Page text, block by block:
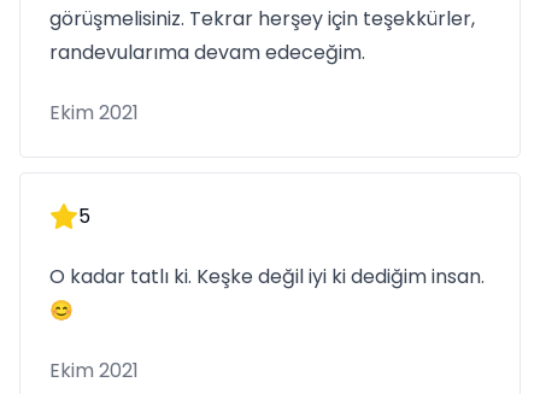
görüşmelisiniz. Tekrar herşey için teşekkürler,
randevularıma devam edeceğim.
Ekim 2021
5
O kadar tatlı ki. Keşke değil iyi ki dediğim insan.
😊
Ekim 2021